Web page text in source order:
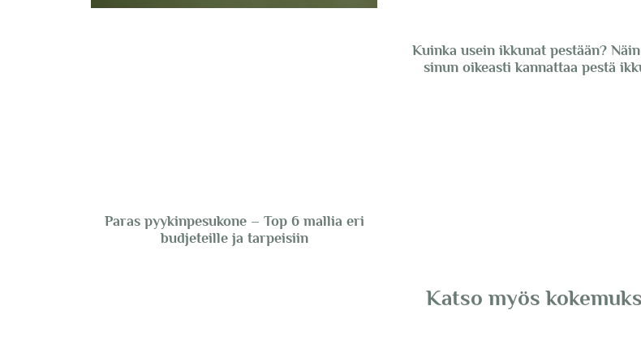
Paras pyykinpesukone – Top 6 mallia eri
budjeteille ja tarpeisiin
Kuinka usein ikkunat pestään?
sinun oikeasti kannattaa pestä
Katso myös